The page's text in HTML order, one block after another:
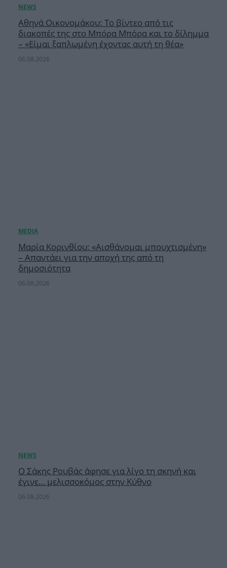
Αθηνά Οικονομάκου: Το βίντεο από τις
διακοπές της στο Μπόρα Μπόρα και το δίλημμα
– «Είμαι ξαπλωμένη έχοντας αυτή τη θέα»
06.08.2026
Μαρία Κορινθίου: «Αισθάνομαι μπουχτισμένη»
– Απαντάει για την αποχή της από τη
δημοσιότητα
06.08.2026
Ο Σάκης Ρουβάς άφησε για λίγο τη σκηνή και
έγινε… μελισσοκόμος στην Κύθνο
06.08.2026